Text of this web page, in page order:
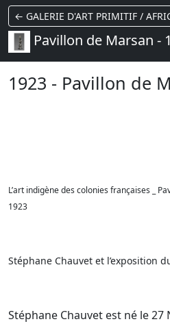
← GALERIE D'ART PRIMITIF /
Pavillon de Marsan -
1923 - Pavillon de
L’art indigène des colonies françaises _
1923
Stéphane Chauvet et l’exposition
Stéphane Chauvet est né le 27